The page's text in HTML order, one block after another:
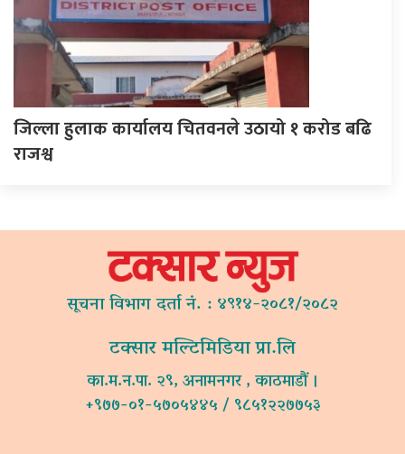
जिल्ला हुलाक कार्यालय चितवनले उठायो १ करोड बढि
राजश्व
सूचना विभाग दर्ता नं. : ४९१४-२०८१/२०८२
टक्सार मल्टिमिडिया प्रा.लि
का.म.न.पा. २९, अनामनगर , काठमाडौं ।
+९७७-०१-५७०५४४५ / ९८५१२२७७५३